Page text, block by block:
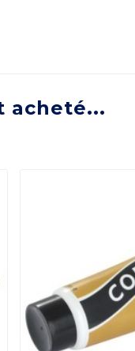
acheté...